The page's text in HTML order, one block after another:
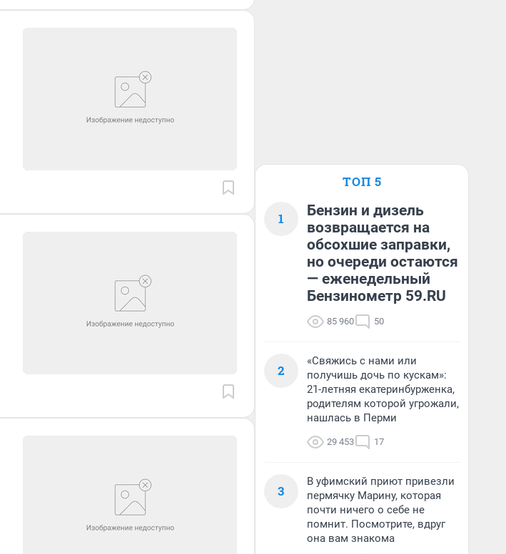
ТОП 5
1
Бензин и дизель
возвращается на
обсохшие заправки,
но очереди остаются
— еженедельный
Бензинометр 59.RU
85 960 50
2
«Свяжись с нами или
получишь дочь по кускам»:
21-летняя екатеринбурженка,
родителям которой угрожали,
нашлась в Перми
29 453 17
3
В уфимский приют привезли
пермячку Марину, которая
почти ничего о себе не
помнит. Посмотрите, вдруг
она вам знакома